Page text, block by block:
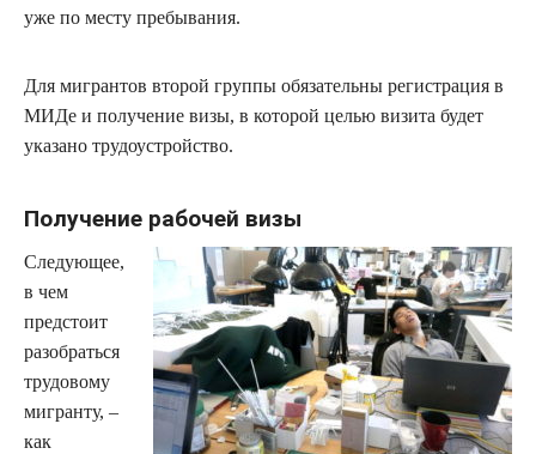
уже по месту пребывания.
Для мигрантов второй группы обязательны регистрация в
МИДе и получение визы, в которой целью визита будет
указано трудоустройство.
Получение рабочей визы
Следующее,
в чем
предстоит
разобраться
трудовому
мигранту, –
как